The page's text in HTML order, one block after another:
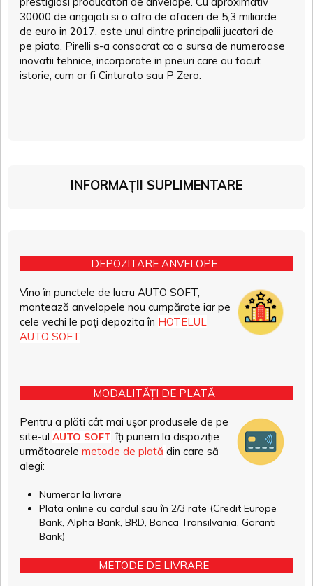
30000 de angajati si o cifra de afaceri de 5,3 miliarde
de euro in 2017, este unul dintre principalii jucatori de
pe piata. Pirelli s-a consacrat ca o sursa de numeroase
inovatii tehnice, incorporate in pneuri care au facut
istorie, cum ar fi Cinturato sau P Zero.
INFORMAȚII SUPLIMENTARE
DEPOZITARE ANVELOPE
Vino în punctele de lucru AUTO SOFT,
montează anvelopele nou cumpărate iar pe
cele vechi le poți depozita în HOTELUL
AUTO SOFT
MODALITĂȚI DE PLATĂ
Pentru a plăti cât mai ușor produsele de pe
site-ul AUTO SOFT , îți punem la dispoziție
următoarele metode de plată din care să
alegi:
Numerar la livrare
Plata online cu cardul sau în 2/3 rate (Credit Europe
Bank, Alpha Bank, BRD, Banca Transilvania, Garanti
Bank)
METODE DE LIVRARE